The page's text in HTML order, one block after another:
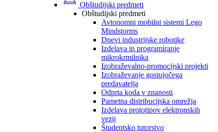
Obštudijski predmeti
Obštudijski predmeti
Avtonomni mobilni sistemi Lego
Mindstorms
Dnevi industrijske robotike
Izdelava in programiranje
mikrokrmilnika
Izobraževalno-promocijski projekti
Izobraževanje gostujočega
predavatelja
Odprta koda v znanosti
Pametna distribucijska omrežja
Izdelava prototipov elektronskih
vezij
Študentsko tutorstvo